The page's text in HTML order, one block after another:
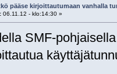
pääse kirjoittautumaan vanhalla
:06.11.12 - klo:14:30 »
SMF-